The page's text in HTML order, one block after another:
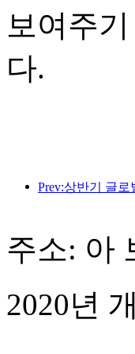
보여주
다.
주소: 아
2020년